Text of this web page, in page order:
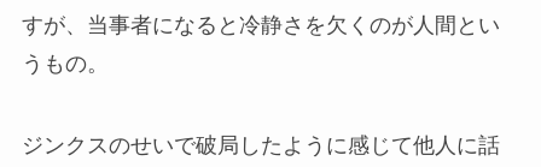
すが、当事者になると冷静さを欠くのが人間とい
うもの。
ジンクスのせいで破局したように感じて他人に話